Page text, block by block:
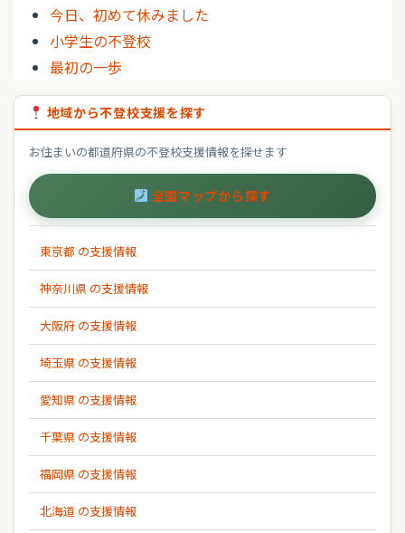
今日、初めて休みました
小学生の不登校
最初の一歩
地域から不登校支援を探す
お住まいの都道府県の不登校支援情報を探せます
全国マップから探す
東京都 の支援情報
神奈川県 の支援情報
大阪府 の支援情報
埼玉県 の支援情報
愛知県 の支援情報
千葉県 の支援情報
福岡県 の支援情報
北海道 の支援情報